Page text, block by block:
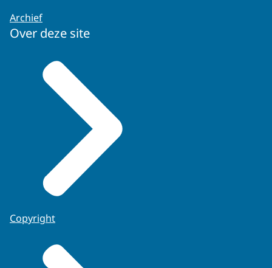
Archief
Over deze site
Copyright